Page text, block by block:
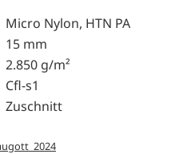
Micro Nylon, HTN PA
15 mm
2.850 g/m²
Cfl-s1
Zuschnitt